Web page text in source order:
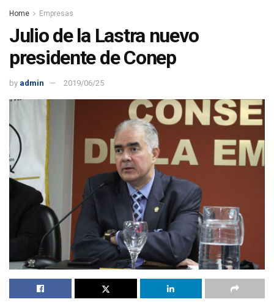
Home Empresas
Julio de la Lastra nuevo
presidente de Conep
by admin 2019/06/25